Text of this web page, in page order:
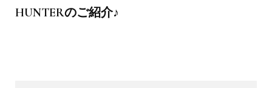
HUNTERのご紹介♪